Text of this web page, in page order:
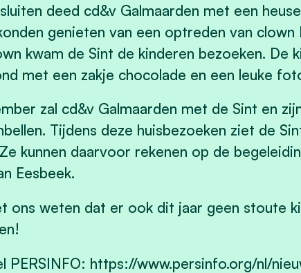
deed cd&v Galmaarden met een
genieten van een optreden van
kwam de Sint de kinderen bezoeken. De
met een zakje chocolade en een leuke
zal cd&v Galmaarden met de Sint en
Tijdens deze huisbezoeken ziet de
Ze kunnen daarvoor rekenen op de
Eesbeek.
ons weten dat er ook dit jaar geen stoute
PERSINFO: https://www.persinfo.org/nl/